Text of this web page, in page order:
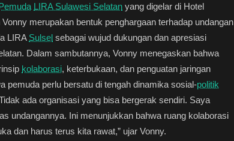
LIRA Sulawesi Selatan yang digelar di Hotel
Vonny merupakan bentuk penghargaan terhadap undangan
LIRA Sulsel sebagai wujud dukungan dan apresiasi
Dalam sambutannya, Vonny menegaskan bahwa
kolaborasi, keterbukaan, dan penguatan jaringan
pemuda perlu bersatu di tengah dinamika sosial-politik
ada organisasi yang bisa bergerak sendiri. Saya
undangannya. Ini menunjukkan bahwa ruang kolaborasi
dan harus terus kita rawat,” ujar Vonny.